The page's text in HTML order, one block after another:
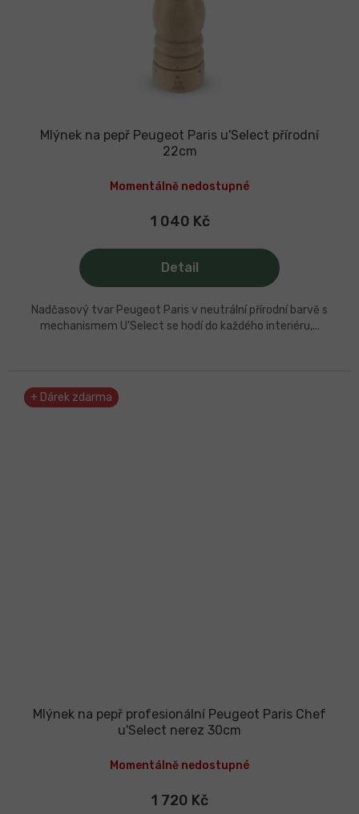
Mlýnek na pepř Peugeot Paris u'Select přírodní
22cm
Momentálně nedostupné
1 040 Kč
Detail
Nadčasový tvar Peugeot Paris v neutrální přírodní barvě s
mechanismem U'Select se hodí do každého interiéru,...
+ Dárek zdarma
Mlýnek na pepř profesionální Peugeot Paris Chef
u'Select nerez 30cm
Momentálně nedostupné
1 720 Kč